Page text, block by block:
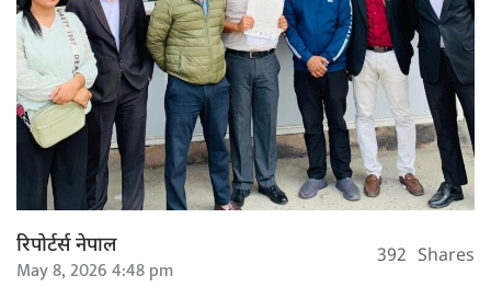
रिपोर्टर्स नेपाल
May 8, 2026 4:48 pm 392 Shares